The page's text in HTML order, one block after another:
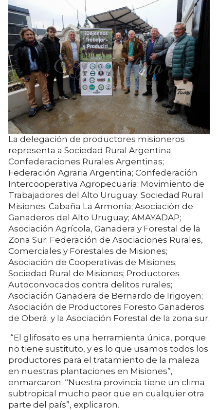
La delegación de productores misioneros
representa a Sociedad Rural Argentina;
Confederaciones Rurales Argentinas;
Federación Agraria Argentina; Confederación
Intercooperativa Agropecuaria; Movimiento de
Trabajadores del Alto Uruguay; Sociedad Rural
Misiones; Cabaña La Armonía; Asociación de
Ganaderos del Alto Uruguay; AMAYADAP;
Asociación Agrícola, Ganadera y Forestal de la
Zona Sur; Federación de Asociaciones Rurales,
Comerciales y Forestales de Misiones;
Asociación de Cooperativas de Misiones;
Sociedad Rural de Misiones; Productores
Autoconvocados contra delitos rurales;
Asociación Ganadera de Bernardo de Irigoyen;
Asociación de Productores Foresto Ganaderos
de Oberá; y la Asociación Forestal de la zona sur.
“El glifosato es una herramienta única, porque
no tiene sustituto, y es lo que usamos todos los
productores para el tratamiento de la maleza
en nuestras plantaciones en Misiones”,
enmarcaron. “Nuestra provincia tiene un clima
subtropical mucho peor que en cualquier otra
parte del país”, explicaron.